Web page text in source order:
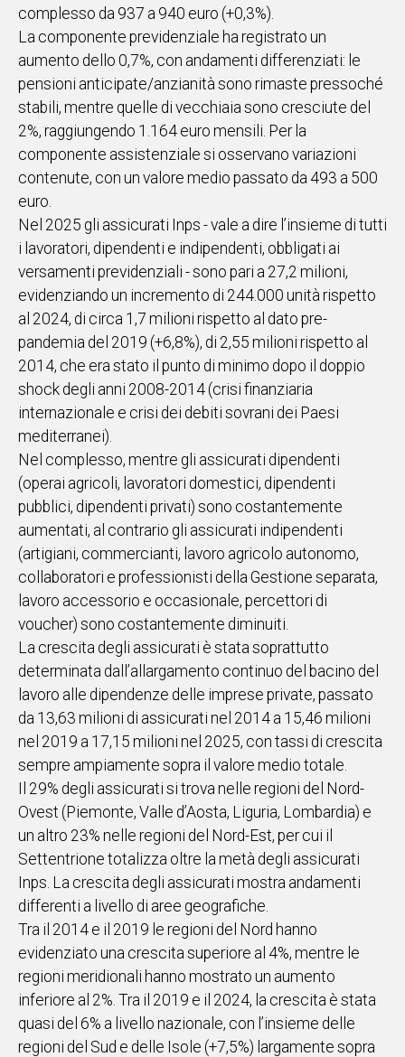
WHATSAPP
Social
complesso da 937 a 940 euro (+0,3%).
La componente previdenziale ha registrato un
aumento dello 0,7%, con andamenti differenziati: le
pensioni anticipate/anzianità sono rimaste pressoché
stabili, mentre quelle di vecchiaia sono cresciute del
2%, raggiungendo 1.164 euro mensili. Per la
componente assistenziale si osservano variazioni
contenute, con un valore medio passato da 493 a 500
euro.
Nel 2025 gli assicurati Inps - vale a dire l’insieme di tutti
i lavoratori, dipendenti e indipendenti, obbligati ai
versamenti previdenziali - sono pari a 27,2 milioni,
evidenziando un incremento di 244.000 unità rispetto
al 2024, di circa 1,7 milioni rispetto al dato pre-
pandemia del 2019 (+6,8%), di 2,55 milioni rispetto al
2014, che era stato il punto di minimo dopo il doppio
shock degli anni 2008-2014 (crisi finanziaria
internazionale e crisi dei debiti sovrani dei Paesi
mediterranei).
Nel complesso, mentre gli assicurati dipendenti
(operai agricoli, lavoratori domestici, dipendenti
pubblici, dipendenti privati) sono costantemente
aumentati, al contrario gli assicurati indipendenti
(artigiani, commercianti, lavoro agricolo autonomo,
collaboratori e professionisti della Gestione separata,
lavoro accessorio e occasionale, percettori di
voucher) sono costantemente diminuiti.
La crescita degli assicurati è stata soprattutto
determinata dall’allargamento continuo del bacino del
lavoro alle dipendenze delle imprese private, passato
da 13,63 milioni di assicurati nel 2014 a 15,46 milioni
nel 2019 a 17,15 milioni nel 2025, con tassi di crescita
sempre ampiamente sopra il valore medio totale.
Il 29% degli assicurati si trova nelle regioni del Nord-
Ovest (Piemonte, Valle d’Aosta, Liguria, Lombardia) e
un altro 23% nelle regioni del Nord-Est, per cui il
Settentrione totalizza oltre la metà degli assicurati
Inps. La crescita degli assicurati mostra andamenti
differenti a livello di aree geografiche.
Tra il 2014 e il 2019 le regioni del Nord hanno
evidenziato una crescita superiore al 4%, mentre le
regioni meridionali hanno mostrato un aumento
inferiore al 2%. Tra il 2019 e il 2024, la crescita è stata
quasi del 6% a livello nazionale, con l’insieme delle
regioni del Sud e delle Isole (+7,5%) largamente sopra